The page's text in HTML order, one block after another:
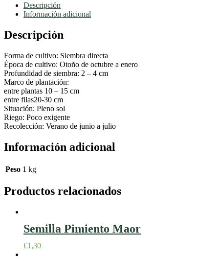
Descripción
Información adicional
Descripción
Forma de cultivo: Siembra directa
Época de cultivo: Otoño de octubre a enero
Profundidad de siembra: 2 – 4 cm
Marco de plantación:
entre plantas 10 – 15 cm
entre filas20-30 cm
Situación: Pleno sol
Riego: Poco exigente
Recolección: Verano de junio a julio
Información adicional
Peso 1 kg
Productos relacionados
Semilla Pimiento Maor
€1,30